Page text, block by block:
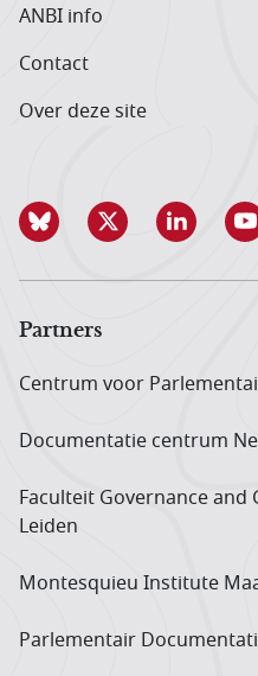
ANBI info
Contact
Over deze site
Partners
Centrum voor
Documentatie centrum
Faculteit Governance
Leiden
Montesquieu Institute
Parlementair